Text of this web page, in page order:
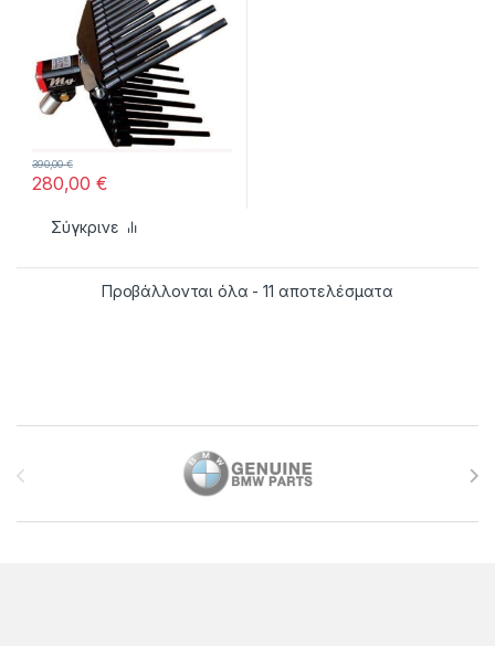
280,00€
390,00€
Σύγκρινε
Προβάλλονται όλα - 11 αποτελέσματα
Brands Carousel